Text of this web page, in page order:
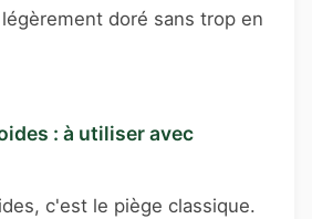
doré sans trop en
: à utiliser avec
c'est le piège classique.